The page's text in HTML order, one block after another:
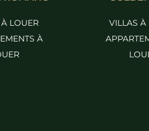
LOUER
À
VILLAS À